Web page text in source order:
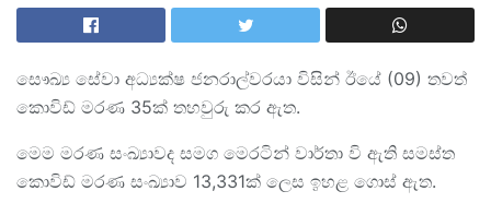
සෞඛ්‍ය සේවා අධ්‍යක්ෂ ජනරාල්වරයා විසින් ඊයේ (09) තවත්
කොවිඩ් මරණ 35ක් තහවුරු කර ඇත.
මෙම මරණ සංඛ්‍යාවද සමග මෙරටින් වාර්තා වි ඇති සමස්ත
කොවිඩ් මරණ සංඛ්‍යාව 13,331ක් ලෙස ඉහළ ගොස් ඇත.